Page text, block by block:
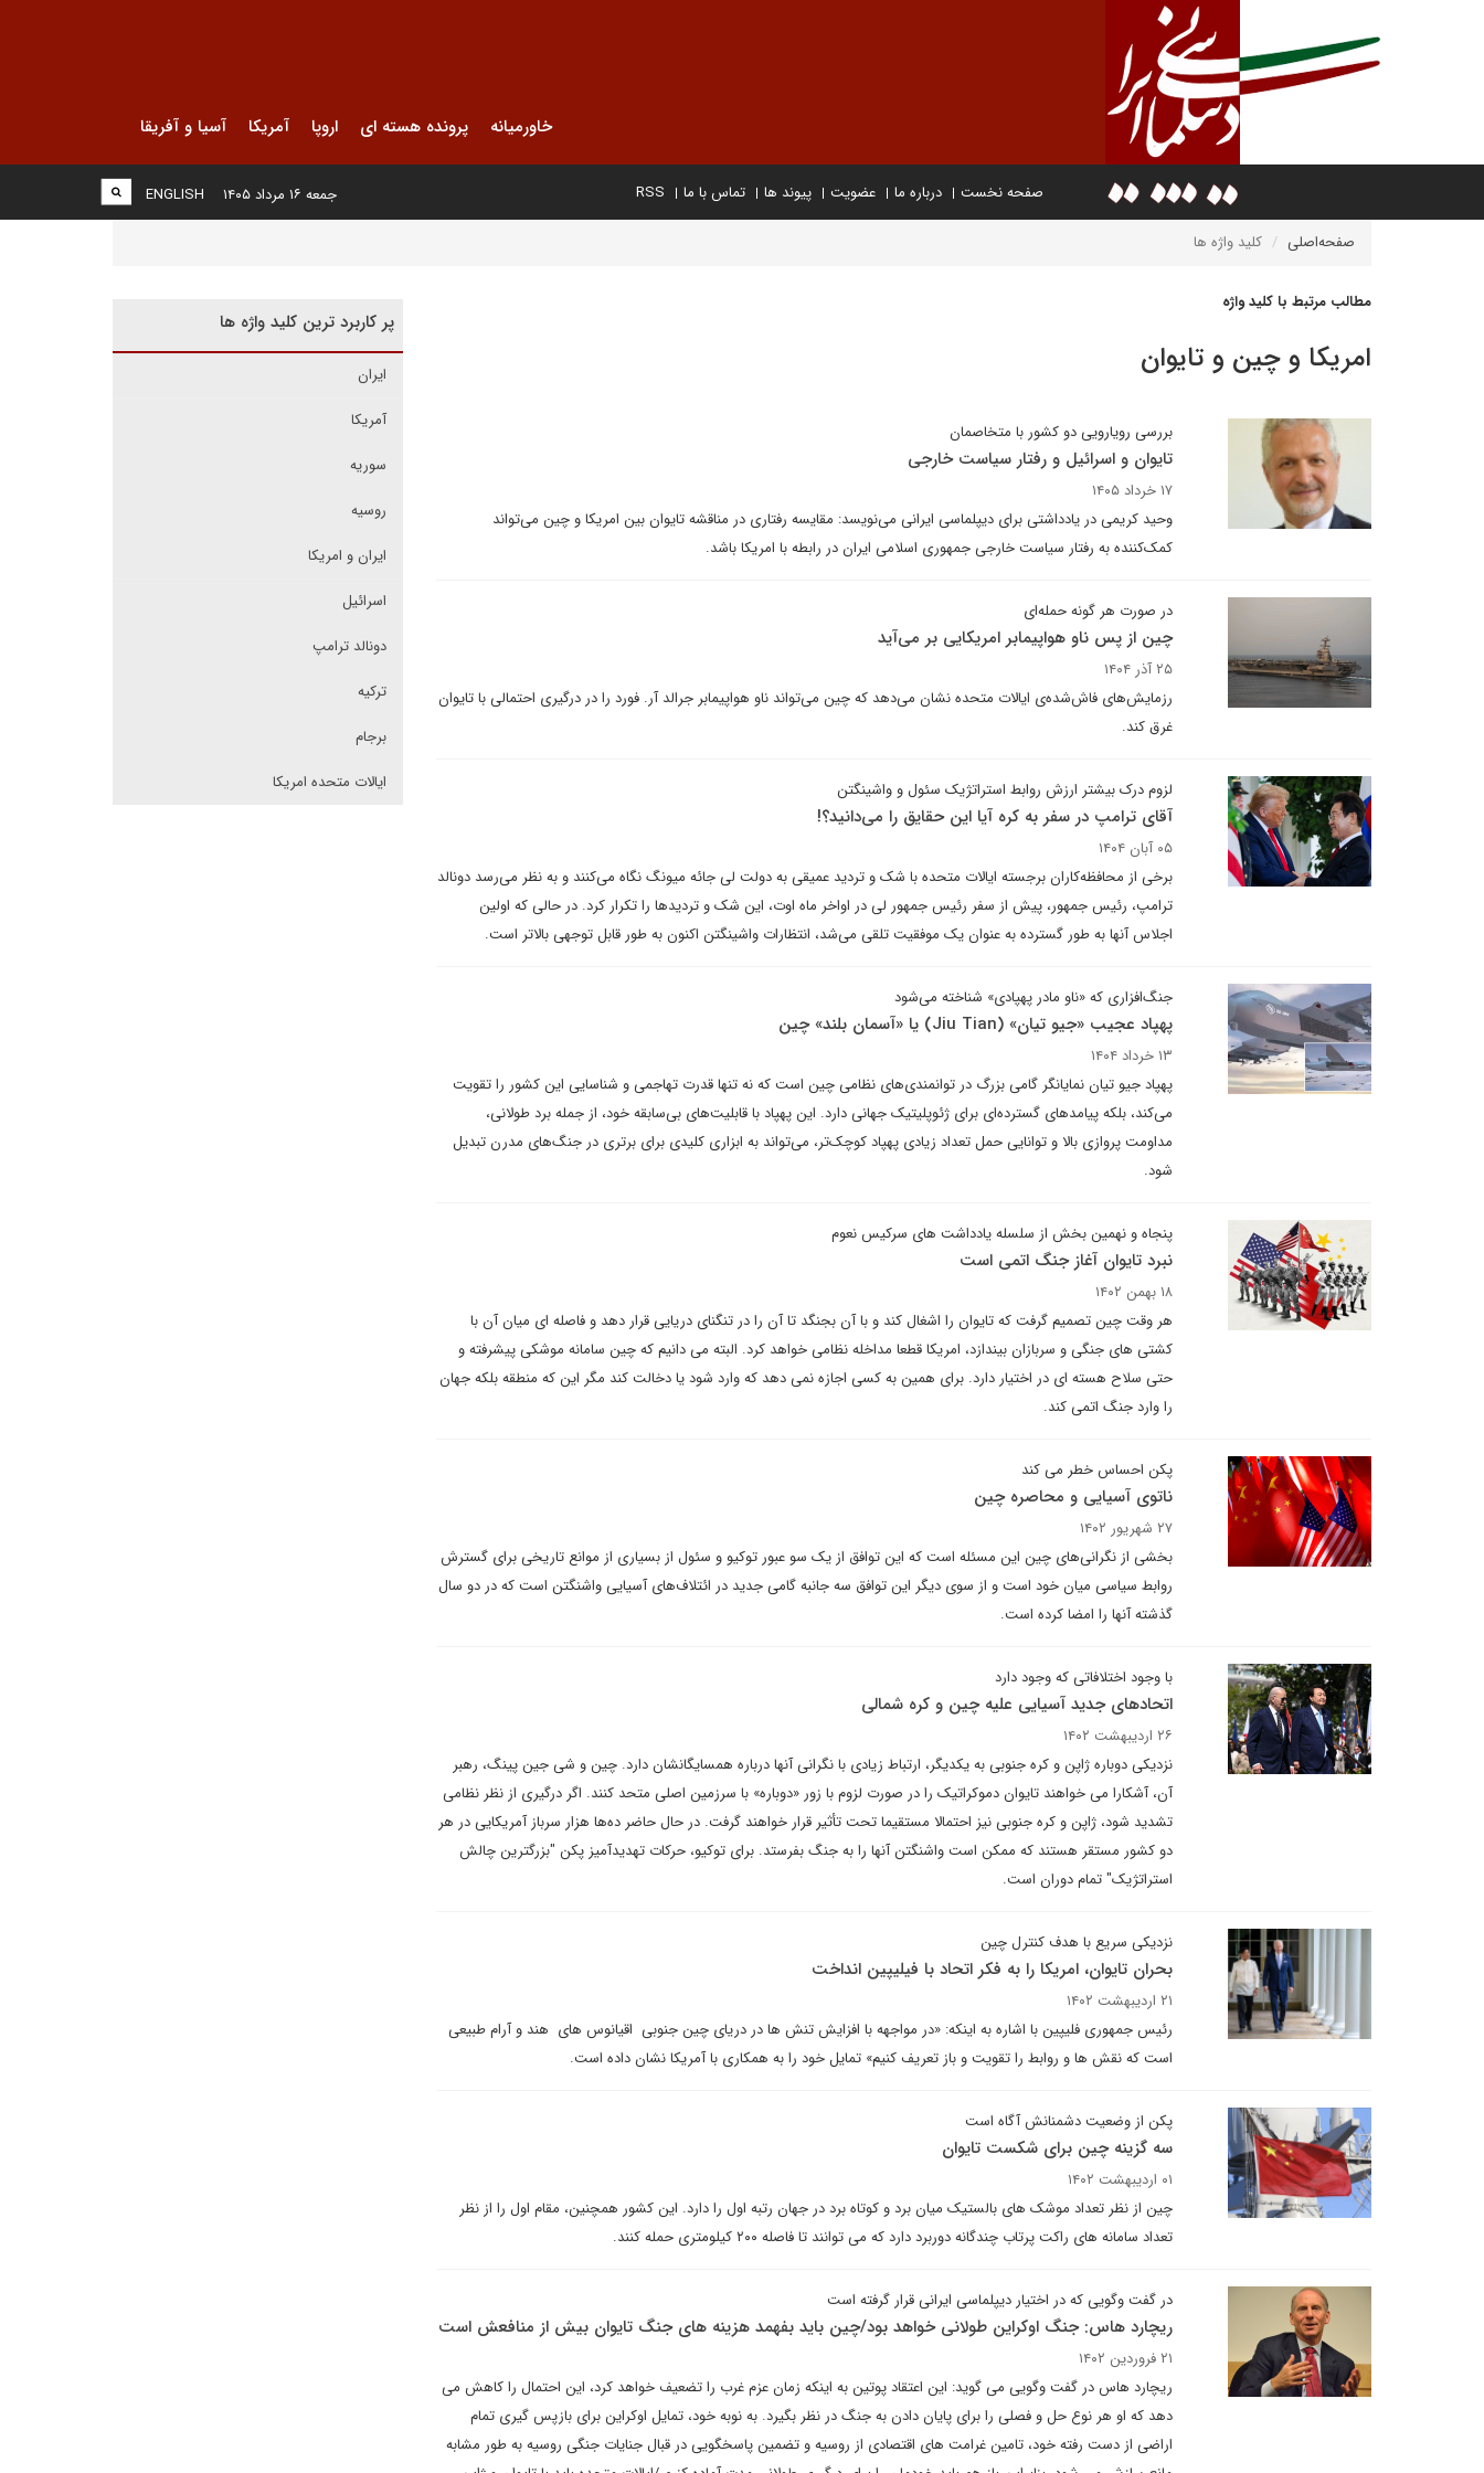
خاورمیانه پرونده هسته ای اروپا آمریکا آسیا و آفریقا
صفحه نخست درباره ما عضویت پیوند ها تماس با ما RSS
ENGLISH جمعه ۱۶ مرداد ۱۴۰۵
صفحه‌اصلی کلید واژه ها
مطالب مرتبط با کلید واژه
امریکا و چین و تایوان
بررسی رویارویی دو کشور با متخاصمان
تایوان و اسرائیل و رفتار سیاست خارجی
۱۷ خرداد ۱۴۰۵
وحید کریمی در یادداشتی برای دیپلماسی ایرانی می‌نویسد: مقایسه رفتاری در مناقشه تایوان بین امریکا و چین می‌تواند
کمک‌کننده به رفتار سیاست خارجی جمهوری اسلامی ایران در رابطه با امریکا باشد.
در صورت هر گونه حمله‌ای
چین از پس ناو هواپیمابر امریکایی بر می‌آید
۲۵ آذر ۱۴۰۴
رزمایش‌های فاش‌شده‌ی ایالات متحده نشان می‌دهد که چین می‌تواند ناو هواپیمابر جرالد آر. فورد را در درگیری احتمالی با تایوان
غرق کند.
لزوم درک بیشتر ارزش روابط استراتژیک سئول و واشینگتن
آقای ترامپ در سفر به کره آیا این حقایق را می‌دانید؟!
۰۵ آبان ۱۴۰۴
برخی از محافظه‌کاران برجسته ایالات متحده با شک و تردید عمیقی به دولت لی جائه میونگ نگاه می‌کنند و به نظر می‌رسد دونالد
ترامپ، رئیس جمهور، پیش از سفر رئیس جمهور لی در اواخر ماه اوت، این شک و تردیدها را تکرار کرد. در حالی که اولین
اجلاس آنها به طور گسترده به عنوان یک موفقیت تلقی می‌شد، انتظارات واشینگتن اکنون به طور قابل توجهی بالاتر است.
جنگ‌افزاری که «ناو مادر پهپادی» شناخته می‌شود
پهپاد عجیب «جیو تیان» (Jiu Tian) یا «آسمان بلند» چین
۱۳ خرداد ۱۴۰۴
پهپاد جیو تیان نمایانگر گامی بزرگ در توانمندی‌های نظامی چین است که نه تنها قدرت تهاجمی و شناسایی این کشور را تقویت
می‌کند، بلکه پیامدهای گسترده‌ای برای ژئوپلیتیک جهانی دارد. این پهپاد با قابلیت‌های بی‌سابقه خود، از جمله برد طولانی،
مداومت پروازی بالا و توانایی حمل تعداد زیادی پهپاد کوچک‌تر، می‌تواند به ابزاری کلیدی برای برتری در جنگ‌های مدرن تبدیل
شود.
پنجاه و نهمین بخش از سلسله یادداشت های سرکیس نعوم
نبرد تایوان آغاز جنگ اتمی است
۱۸ بهمن ۱۴۰۲
هر وقت چین تصمیم گرفت که تایوان را اشغال کند و با آن بجنگد تا آن را در تنگنای دریایی قرار دهد و فاصله ای میان آن با
کشتی های جنگی و سربازان بیندازد، امریکا قطعا مداخله نظامی خواهد کرد. البته می دانیم که چین سامانه موشکی پیشرفته و
حتی سلاح هسته ای در اختیار دارد. برای همین به کسی اجازه نمی دهد که وارد شود یا دخالت کند مگر این که منطقه بلکه جهان
را وارد جنگ اتمی کند.
پکن احساس خطر می کند
ناتوی آسیایی و محاصره چین
۲۷ شهریور ۱۴۰۲
بخشی از نگرانی‌های چین این مسئله است که این توافق از یک سو عبور توکیو و سئول از بسیاری از موانع تاریخی برای گسترش
روابط سیاسی میان خود است و از سوی دیگر این توافق سه جانبه گامی جدید در ائتلاف‌های آسیایی واشنگتن است که در دو سال
گذشته آنها را امضا کرده است.
با وجود اختلافاتی که وجود دارد
اتحادهای جدید آسیایی علیه چین و کره شمالی
۲۶ اردیبهشت ۱۴۰۲
نزدیکی دوباره ژاپن و کره جنوبی به یکدیگر، ارتباط زیادی با نگرانی آنها درباره همسایگانشان دارد. چین و شی جین پینگ، رهبر
آن، آشکارا می خواهند تایوان دموکراتیک را در صورت لزوم با زور «دوباره» با سرزمین اصلی متحد کنند. اگر درگیری از نظر نظامی
تشدید شود، ژاپن و کره جنوبی نیز احتمالا مستقیما تحت تأثیر قرار خواهند گرفت. در حال حاضر ده‌ها هزار سرباز آمریکایی در هر
دو کشور مستقر هستند که ممکن است واشنگتن آنها را به جنگ بفرستد. برای توکیو، حرکات تهدیدآمیز پکن "بزرگترین چالش
استراتژیک" تمام دوران است.
نزدیکی سریع با هدف کنترل چین
بحران تایوان، امریکا را به فکر اتحاد با فیلیپین انداخت
۲۱ اردیبهشت ۱۴۰۲
رئیس جمهوری فلیپین با اشاره به اینکه: «در مواجهه با افزایش تنش ها در دریای چین جنوبی اقیانوس های هند و آرام طبیعی
است که نقش ها و روابط را تقویت و باز تعریف کنیم»‌ تمایل خود را به همکاری با آمریکا نشان داده است.
پکن از وضعیت دشمنانش آگاه است
سه گزینه چین برای شکست تایوان
۰۱ اردیبهشت ۱۴۰۲
چین از نظر تعداد موشک های بالستیک میان برد و کوتاه برد در جهان رتبه اول را دارد. این کشور همچنین، مقام اول را از نظر
تعداد سامانه های راکت پرتاب چندگانه دوربرد دارد که می توانند تا فاصله ۲۰۰ کیلومتری حمله کنند.
در گفت وگویی که در اختیار دیپلماسی ایرانی قرار گرفته است
ریچارد هاس: جنگ اوکراین طولانی خواهد بود/چین باید بفهمد هزینه های جنگ تایوان بیش از منافعش است
۲۱ فروردین ۱۴۰۲
ریچارد هاس در گفت وگویی می گوید: این اعتقاد پوتین به اینکه زمان عزم غرب را تضعیف خواهد کرد، این احتمال را کاهش می
دهد که او هر نوع حل و فصلی را برای پایان دادن به جنگ در نظر بگیرد. به نوبه خود، تمایل اوکراین برای بازپس گیری تمام
اراضی از دست رفته خود، تامین غرامت های اقتصادی از روسیه و تضمین پاسخگویی در قبال جنایات جنگی روسیه به طور مشابه
پر کاربرد ترین کلید واژه ها
ایران
آمریکا
سوریه
روسیه
ایران و امریکا
اسرائیل
دونالد ترامپ
ترکیه
برجام
ایالات متحده امریکا